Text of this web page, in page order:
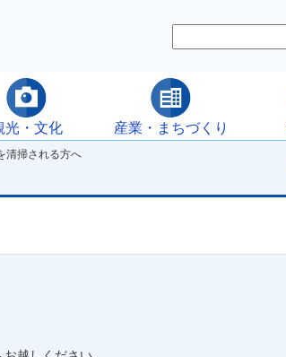
光・文化 産業・まちづくり
清掃される方へ